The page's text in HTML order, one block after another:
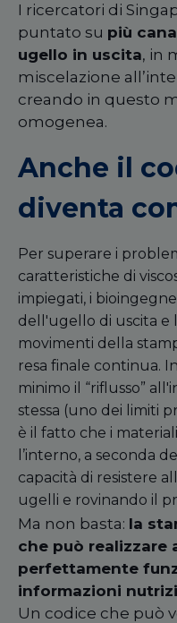
I ricercatori di
puntato su più
ugello in uscita, in
miscelazione
creando in questo
omogenea.
Anche il
diventa
Per superare i
caratteristiche di
impiegati, i
dell'ugello di uscita e
movimenti della
resa finale continua.
minimo il “riflusso”
stessa (uno dei limiti
è il fatto che i
l’interno, a seconda
capacità di resistere
ugelli e rovinando il
Ma non basta: la
che può realizzare
perfettamente
informazioni
Un codice che può